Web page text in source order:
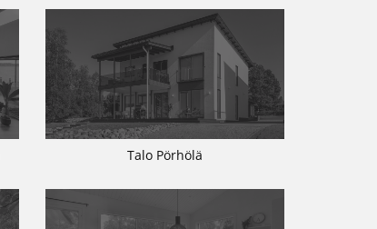
Talo Pörhölä